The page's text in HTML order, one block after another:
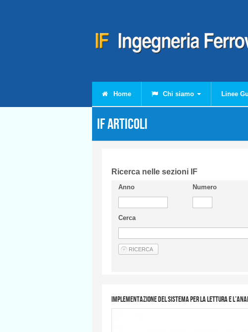
Home Chi siamo Linee
IF Articoli
Ricerca nelle sezioni IF
Anno Numero
Cerca
Implementazione del sistema per la lettura e